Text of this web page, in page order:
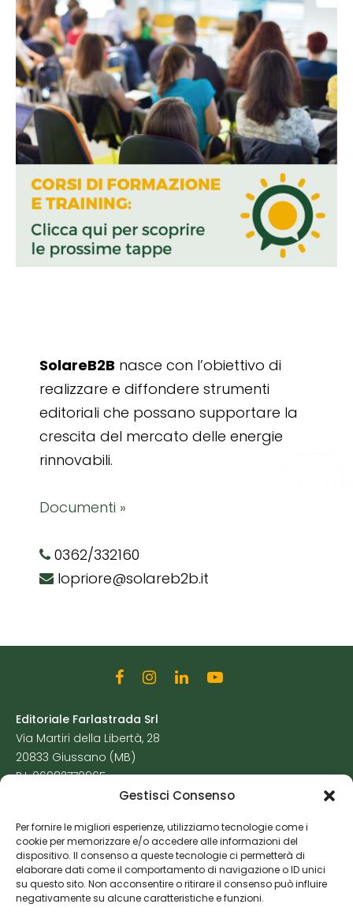
Gestisci Consenso
Per fornire le migliori esperienze, utilizziamo tecnologie come i
cookie per memorizzare e/o accedere alle informazioni del
dispositivo. Il consenso a queste tecnologie ci permetterà di
elaborare dati come il comportamento di navigazione o ID unici
su questo sito. Non acconsentire o ritirare il consenso può influire
negativamente su alcune caratteristiche e funzioni.
SolareB2B nasce con l’obiettivo di
realizzare e diffondere strumenti
editoriali che possano supportare la
crescita del mercato delle energie
rinnovabili.
Documenti »
0362/332160
lopriore@solareb2b.it
Editoriale Farlastrada Srl
Via Martiri della Libertà, 28
20833 Giussano (MB)
P.I. 06982770965
Cookie Policy
Risorse Aggiuntive